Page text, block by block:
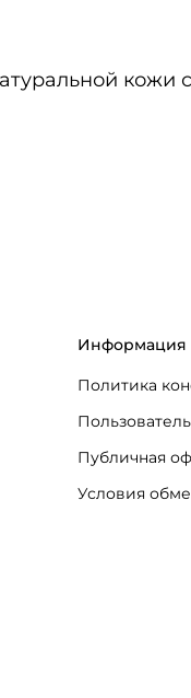
кожи
Информация
Политика
Публичная
Условия